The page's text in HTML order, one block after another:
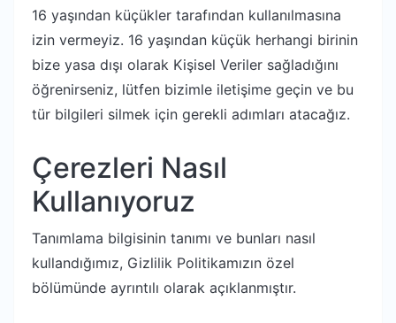
16 yaşından küçükler tarafından kullanılmasına
izin vermeyiz. 16 yaşından küçük herhangi birinin
bize yasa dışı olarak Kişisel Veriler sağladığını
öğrenirseniz, lütfen bizimle iletişime geçin ve bu
tür bilgileri silmek için gerekli adımları atacağız.
Çerezleri Nasıl
Kullanıyoruz
Tanımlama bilgisinin tanımı ve bunları nasıl
kullandığımız, Gizlilik Politikamızın özel
bölümünde ayrıntılı olarak açıklanmıştır.